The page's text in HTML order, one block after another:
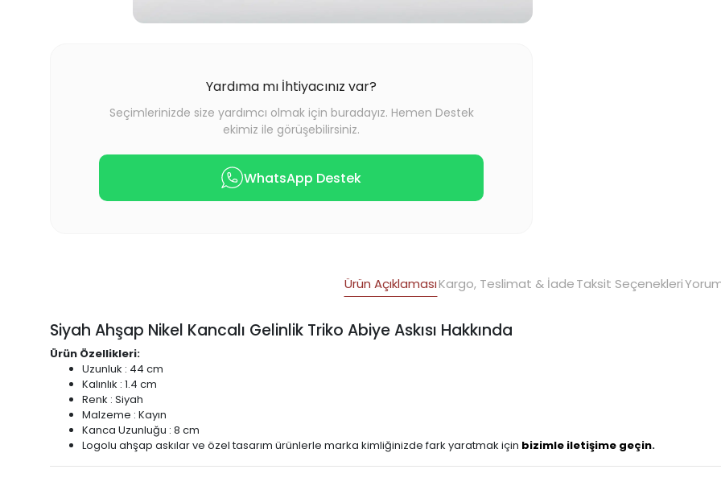
Yardıma mı İhtiyacınız var?
Seçimlerinizde size yardımcı olmak için buradayız. Hemen Destek
ekimiz ile görüşebilirsiniz.
WhatsApp Destek
Ürün AçıklamasıKargo, Teslimat & İadeTaksit Seçenekleri
Siyah Ahşap Nikel Kancalı Gelinlik Triko Abiye Askısı Hakkında
Ürün Özellikleri:
Uzunluk : 44 cm
Kalınlık : 1.4 cm
Renk : Siyah
Malzeme : Kayın
Kanca Uzunluğu : 8 cm
Logolu ahşap askılar ve özel tasarım ürünlerle marka kimliğinizde fark yaratmak için bizimle iletişime geçin.